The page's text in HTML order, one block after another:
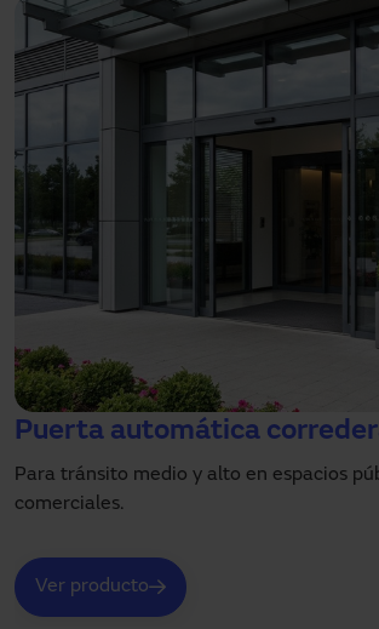
Puerta automática
Para tránsito medio y alto en espacios
comerciales.
Ver producto